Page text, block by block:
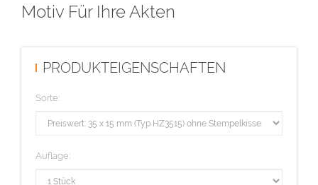
Motiv Für Ihre Akten
PRODUKTEIGENSCHAFTEN
Sorte:
Auflage: